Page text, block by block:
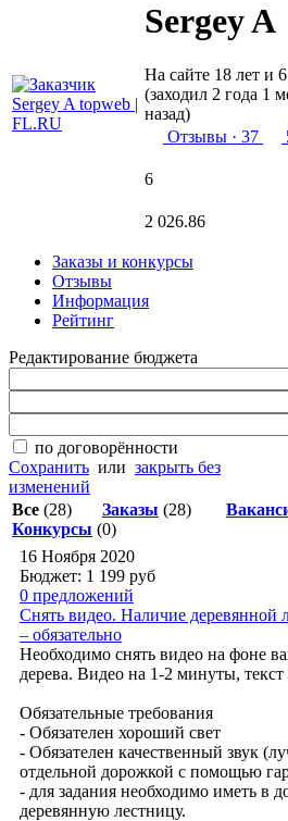
Sergey A
На сайте 18 лет и
(заходил 2 года 1
назад)
Отзывы · 37
6
2 026.86
Заказы и конкурсы
Отзывы
Информация
Рейтинг
Редактирование бюджета
по договорённости
Сохранить или закрыть без
изменений
Все (28) Заказы (28)
Конкурсы (0)
16 Ноября 2020
Бюджет: 1 199 руб
0 предложений
Снять видео. Наличие деревянной
– обязательно
Необходимо снять видео на фоне
дерева. Видео на 1-2 минуты,
Обязательные требования
- Обязателен хороший свет
- Обязателен качественный звук
отдельной дорожкой с помощью
- для задания необходимо иметь в
деревянную лестницу.